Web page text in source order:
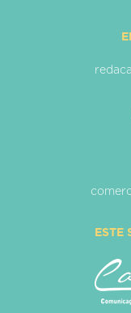
ESTE